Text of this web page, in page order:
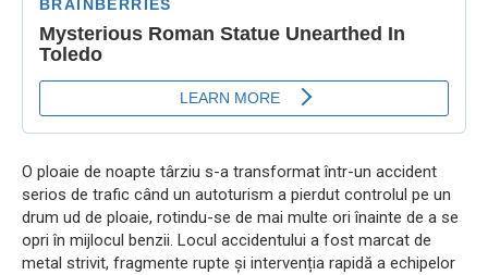
O ploaie de noapte târziu s-a transformat într-un accident
serios de trafic când un autoturism a pierdut controlul pe un
drum ud de ploaie, rotindu-se de mai multe ori înainte de a se
opri în mijlocul benzii. Locul accidentului a fost marcat de
metal strivit, fragmente rupte și intervenția rapidă a echipelor